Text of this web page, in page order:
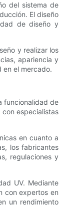
del sistema de
El diseño
de diseño y
y realizar los
apariencia y
en el mercado.
funcionalidad de
especialistas
en cuanto a
los fabricantes
regulaciones y
UV. Mediante
con expertos en
un rendimiento